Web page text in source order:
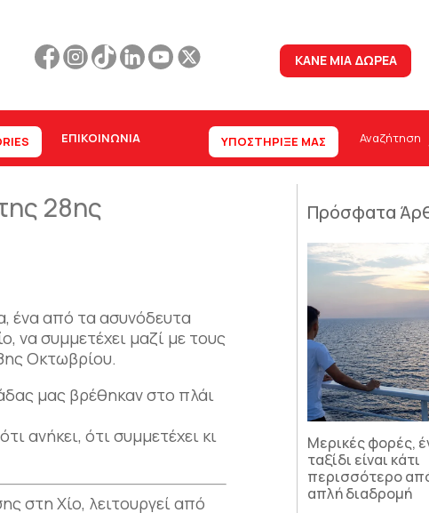
ΚΑΝΕ ΜΙΑ ΔΩΡΕΑ
ΕΠΙΚΟΙΝΩΝΊΑ ΥΠΟΣΤΗΡΙΞΕ ΜΑΣ
28ης
ένα από τα ασυνόδευτα
να συμμετέχει μαζί με τους
Οκτωβρίου.
μας βρέθηκαν στο πλάι
ανήκει, ότι συμμετέχει κι
στη Χίο, λειτουργεί από
Πρόσφατα
Μερικές φορές,
ταξίδι είναι κάτι
περισσότερο
απλή διαδρομή